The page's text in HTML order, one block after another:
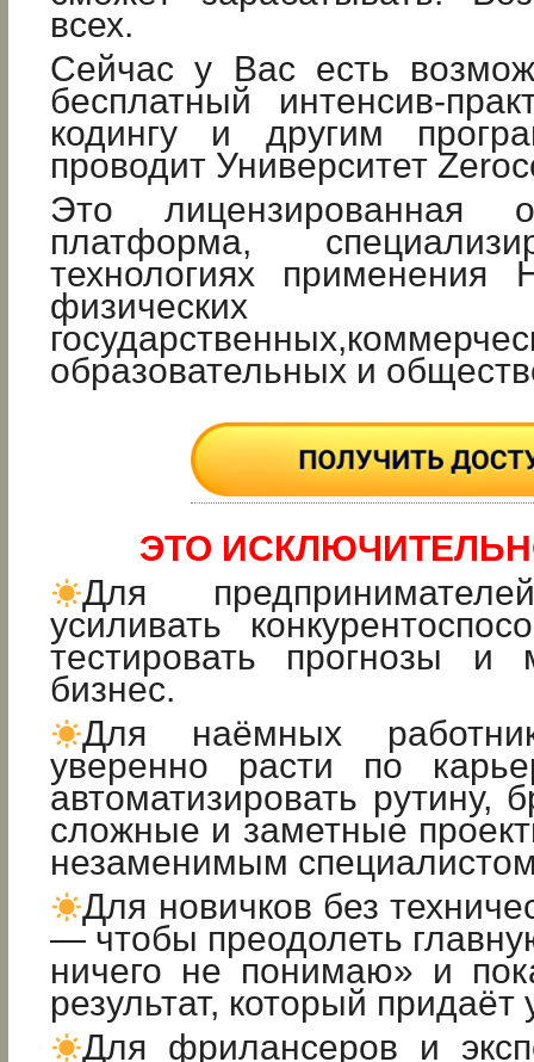
всех.
Сейчас у Вас есть
бесплатный интенсив-
кодингу и другим
проводит Университет
Это лицензированная
платформа,
технологиях применения
образовательных и
ЭТО
Для
усиливать
тестировать прогнозы и
бизнес.
Для наёмных
уверенно расти по
автоматизировать рутину,
сложные и заметные
незаменимым
Для новичков без
— чтобы преодолеть
ничего не понимаю» и
результат, который придаёт
Для фрилансеров и